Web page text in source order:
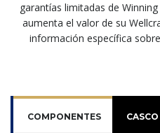
garantías limitadas de
aumenta el valor de su
información específica
COMPONENTES CASCO